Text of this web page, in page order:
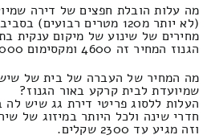
מה עלות הובלת חפצים של דירה
(לא יותר מ120 מטרים רבועים) בסביבת אור הגנוז?
מחירים של שינוע של מיקום ענקית
הגנוז המחיר זה 4600 ומקסימום 2000 שקל חדש.
מה המחיר של העברה של בית של
שמיועדת לבית קרקע באור הגנוז?
העלות ללסוג פריטי דירת גג שיש
וזה מגיע עד 2300 שקלים.